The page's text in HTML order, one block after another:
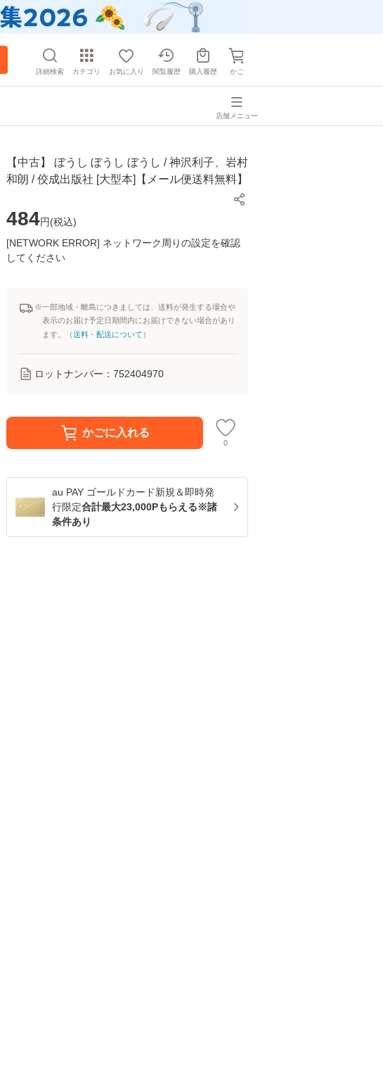
詳細検索 カテゴリ お気に入り 閲覧履歴 購入履歴 かご
店舗メニュー
【中古】 ぼうし ぼうし ぼうし / 神沢利子、岩村
和朗 / 佼成出版社 [大型本]【メール便送料無料】
484円(税込)
[NETWORK ERROR] ネットワーク周りの設定を確認
してください
※一部地域・離島につきましては、送料が発生する場合や
表示のお届け予定日期間内にお届けできない場合があり
ます。（送料・配送について ）
ロットナンバー： 752404970
かごに入れる
0
au PAY ゴールドカード新規＆即時発
行限定合計最大23,000Pもらえる※諸
条件あり